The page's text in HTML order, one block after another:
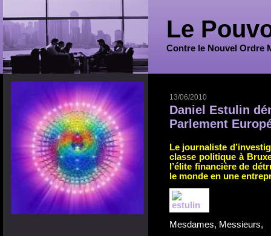
Le
Contre le Nouvel Ordre
13/06/2010
Daniel Estulin
Parlement
Le journaliste
classe politique à
l’élite financière de
le monde en une
Mesdames, Messieurs,